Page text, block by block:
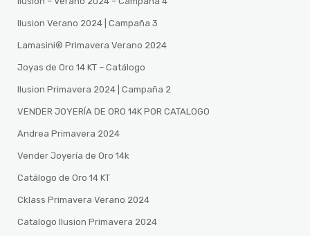
Ilusion Verano 2024 | Campaña 3
Lamasini®️ Primavera Verano 2024
Joyas de Oro 14 KT – Catálogo
Ilusion Primavera 2024 | Campaña 2
VENDER JOYERÍA DE ORO 14K POR CATALOGO
Andrea Primavera 2024
Vender Joyería de Oro 14k
Catálogo de Oro 14 KT
Cklass Primavera Verano 2024
Catalogo Ilusion Primavera 2024